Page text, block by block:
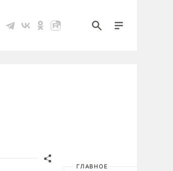
ГЛАВНОЕ